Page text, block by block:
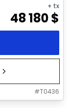
+ tx
48 180$
#T0436